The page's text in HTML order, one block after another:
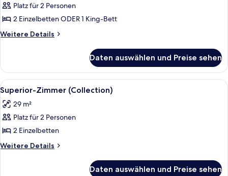
Premium-
Zimmer
(Collection)
Platz für 2 Personen
2 Einzelbetten ODER 1 King-Bett
Weitere Details
Weitere
Zimmer
(Collection)
Daten auswählen und Preise sehen
Alle
Fotos
für
Superior-
Zimmer
(Collection)
Ein Hotelzimmer mit zwei Betten,
1
Superior-Zimmer (Collection)
29 m²
Platz für 2 Personen
2 Einzelbetten
Weitere Details
Weitere
Daten auswählen und Preise sehen